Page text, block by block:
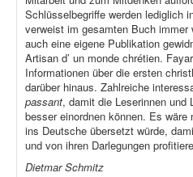
Schlüsselbegriffe werden lediglich
verweist im gesamten Buch
auch eine eigene Publikation
Artisan d’ un monde chrétien.
Informationen über die ersten
darüber hinaus. Zahlreiche
passant, damit die Leserinnen und
besser einordnen können. Es
ins Deutsche übersetzt würde,
und von ihren Darlegungen
Dietmar Schmitz